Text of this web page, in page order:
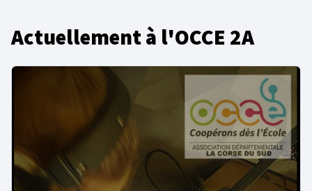
Actuellement à l'OCCE 2A